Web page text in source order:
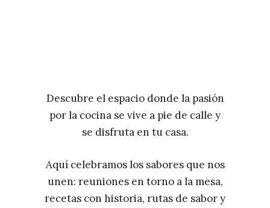
Descubre el espacio donde la pasión
por la cocina se vive a pie de calle y
se disfruta en tu casa.
Aquí celebramos los sabores que nos
unen: reuniones en torno a la mesa,
recetas con historia, rutas de sabor y